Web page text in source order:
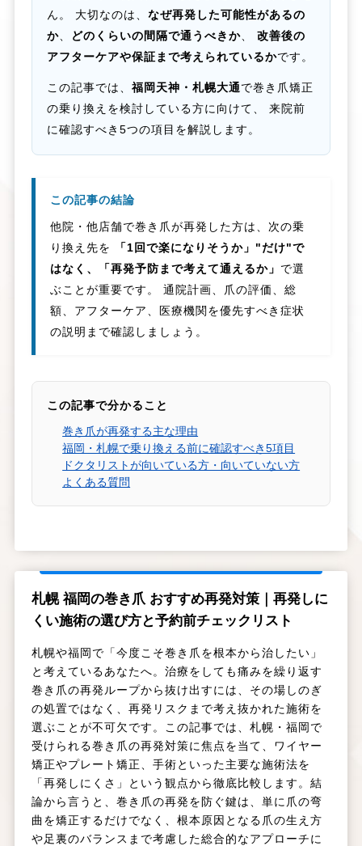
ん。 大切なのは、 なぜ再発した可能性があるの
か、 どのくらいの間隔で通うべきか、 改善後の
アフターケアや保証まで考えられているかです。
この記事では、 福岡天神・札幌大通で巻き爪矯正
の乗り換えを検討している方に向けて、 来院前
に確認すべき5つの項目を解説します。
この記事の結論
他院・他店舗で巻き爪が再発した方は、次の乗
り換え先を
「1回で楽になりそうか」"だけ"で
はなく、「再発予防まで考えて通えるか」 で選
ぶことが重要です。 通院計画、爪の評価、総
額、アフターケア、医療機関を優先すべき症状
の説明まで確認しましょう。
この記事で分かること
巻き爪が再発する主な理由
福岡・札幌で乗り換える前に確認すべき5項目
ドクタリストが向いている方・向いていない方
よくある質問
札幌 福岡の巻き爪 おすすめ再発対策｜再発しに
くい施術の選び方と予約前チェックリスト
札幌や福岡で「今度こそ巻き爪を根本から治したい」
と考えているあなたへ。治療をしても痛みを繰り返す
巻き爪の再発ループから抜け出すには、その場しのぎ
の処置ではなく、再発リスクまで考え抜かれた施術を
選ぶことが不可欠です。この記事では、札幌・福岡で
受けられる巻き爪の再発対策に焦点を当て、ワイヤー
矯正やプレート矯正、手術といった主要な施術法を
「再発しにくさ」という観点から徹底比較します。結
論から言うと、巻き爪の再発を防ぐ鍵は、単に爪の弯
曲を矯正するだけでなく、根本原因となる爪の生え方
や足裏のバランスまで考慮した総合的なアプローチに